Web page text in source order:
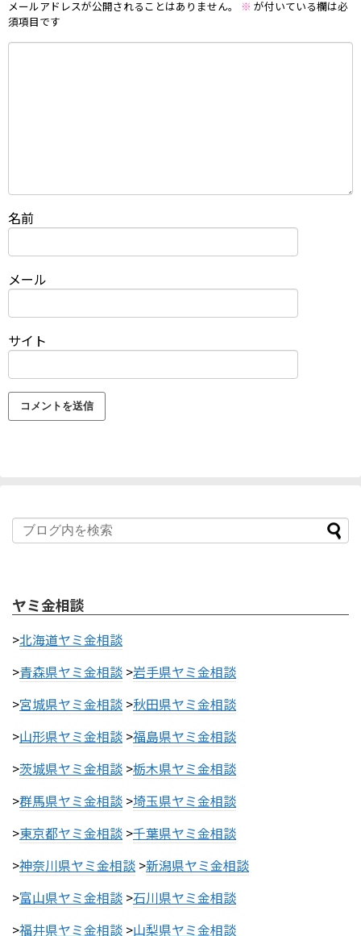
メールアドレスが公開されることはありません。 ※ が付いている欄は必
須項目です
名前
メール
サイト
ヤミ金相談
>北海道ヤミ金相談
>青森県ヤミ金相談 >岩手県ヤミ金相談
>宮城県ヤミ金相談 >秋田県ヤミ金相談
>山形県ヤミ金相談 >福島県ヤミ金相談
>茨城県ヤミ金相談 >栃木県ヤミ金相談
>群馬県ヤミ金相談 >埼玉県ヤミ金相談
>東京都ヤミ金相談 >千葉県ヤミ金相談
>神奈川県ヤミ金相談 >新潟県ヤミ金相談
>富山県ヤミ金相談 >石川県ヤミ金相談
>福井県ヤミ金相談 >山梨県ヤミ金相談